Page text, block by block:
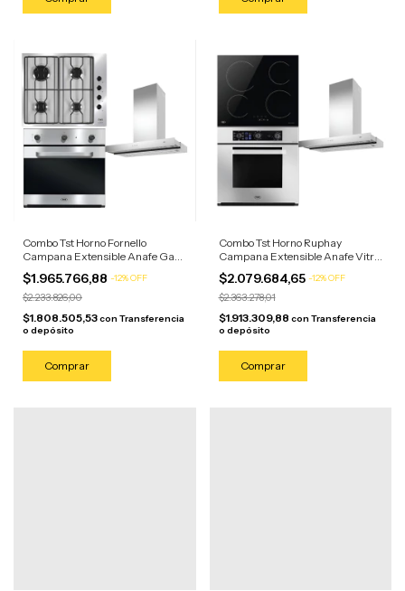
Combo Tst Horno Fornello
Campana Extensible Anafe Gas
4 Horn Acero Inoxidable/negro
$1.965.766,88 -12%OFF
$2.233.826,00
$1.808.505,53con Transferencia
o depósito
Combo Tst Horno Ruphay
Campana Extensible Anafe Vitro
4 Horn Acero Inoxidable/anafe
Negro
$2.079.684,65 -12%OFF
$2.363.278,01
$1.913.309,88 con Transferencia
o depósito